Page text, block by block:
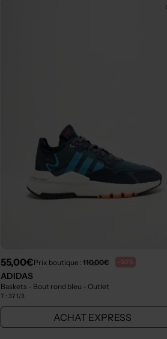
55,00€Prix boutique : 110,00€ -50%
ADIDAS
Baskets - Bout rond bleu - Outlet
T : 37 1/3
ACHAT EXPRESS